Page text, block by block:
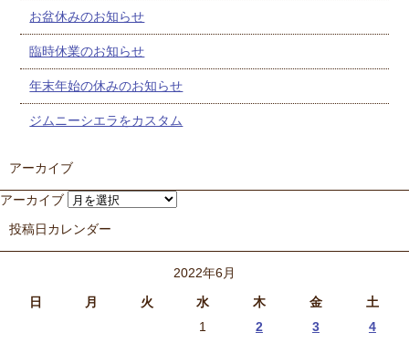
お盆休みのお知らせ
臨時休業のお知らせ
年末年始の休みのお知らせ
ジムニーシエラをカスタム
アーカイブ
アーカイブ
投稿日カレンダー
2022年6月
日
月 火 水 木 金 土
1 2 3
4